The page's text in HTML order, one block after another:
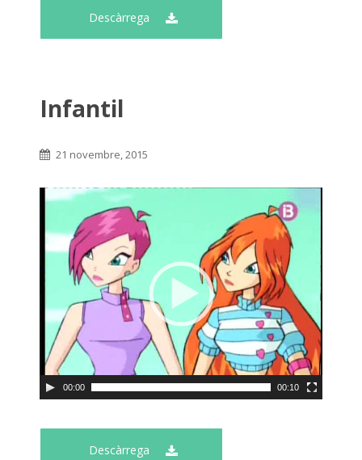
Descàrrega
Infantil
21 novembre, 2015
00:00 00:10
Descàrrega